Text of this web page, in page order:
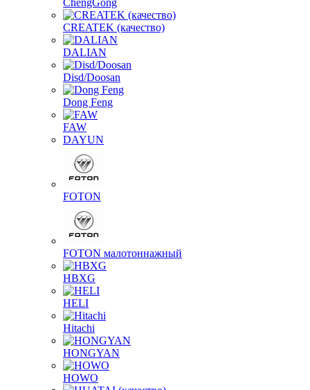
ChengGong
CREATEK (качество)
DALIAN
Disd/Doosan
Dong Feng
FAW
DAYUN
FOTON
FOTON малотоннажный
HBXG
HELI
Hitachi
HONGYAN
HOWO